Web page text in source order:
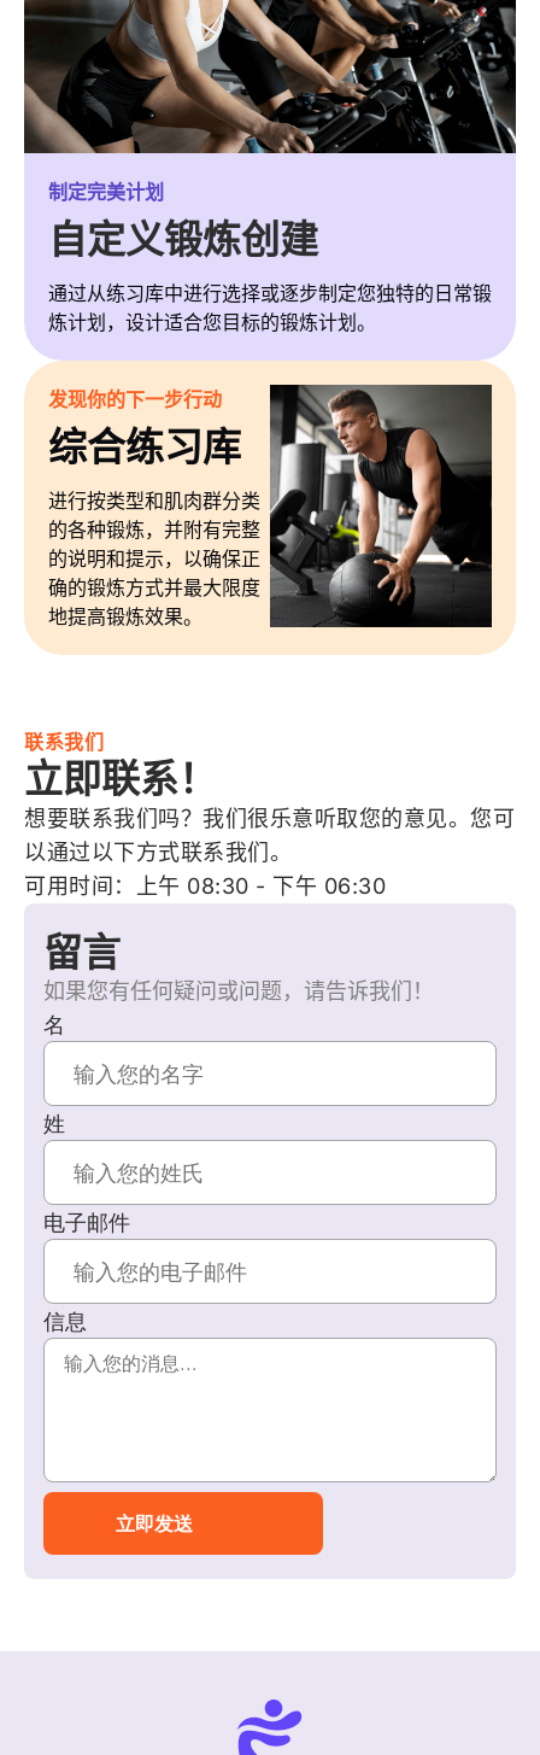
制定完美计划
自定义锻炼创建
通过从练习库中进行选择或逐步制定您独特的日常锻
炼计划，设计适合您目标的锻炼计划。
发现你的下一步行动
综合练习库
进行按类型和肌肉群分类
的各种锻炼，并附有完整
的说明和提示，以确保正
确的锻炼方式并最大限度
地提高锻炼效果。
联系我们
立即联系！
想要联系我们吗？我们很乐意听取您的意见。您可
以通过以下方式联系我们。
可用时间：上午 08:30 - 下午 06:30
留言
如果您有任何疑问或问题，请告诉我们！
名
姓
电子邮件
信息